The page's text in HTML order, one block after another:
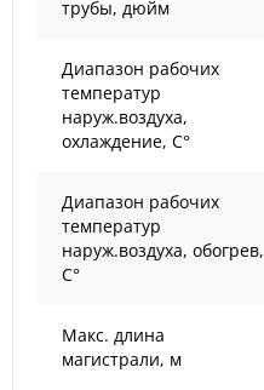
трубы, дюйм
Диапазон рабочих
температур
наруж.воздуха,
охлаждение, С°
Диапазон рабочих
температур
наруж.воздуха, обогрев,
С°
Макс. длина
магистрали, м